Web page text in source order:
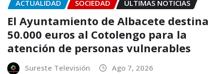
ACTUALIDAD SOCIEDAD ÚLTIMAS NOTICIAS
El Ayuntamiento de Albacete destina
50.000 euros al Cotolengo para la
atención de personas vulnerables
Sureste Televisión Ago 7, 2026